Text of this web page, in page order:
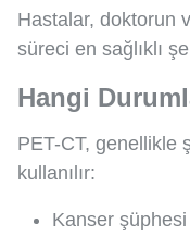
Hastalar, doktorun
süreci en sağlıklı
Hangi
PET-CT, genellikle
kullanılır:
Kanser